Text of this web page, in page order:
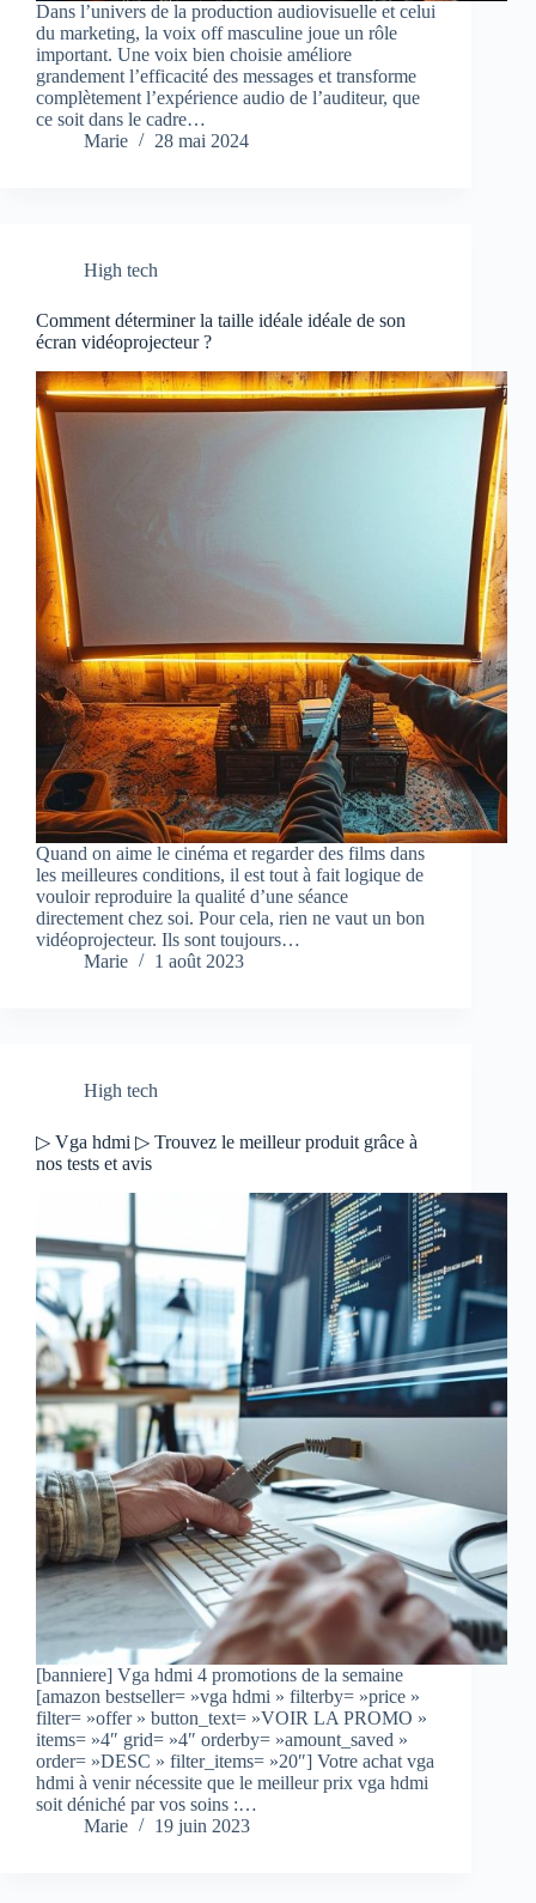
Dans l’univers de la production audiovisuelle et celui
du marketing, la voix off masculine joue un rôle
important. Une voix bien choisie améliore
grandement l’efficacité des messages et transforme
complètement l’expérience audio de l’auditeur, que
ce soit dans le cadre…
Marie
28 mai 2024
High tech
Comment déterminer la taille idéale idéale de son
écran vidéoprojecteur ?
Quand on aime le cinéma et regarder des films dans
les meilleures conditions, il est tout à fait logique de
vouloir reproduire la qualité d’une séance
directement chez soi. Pour cela, rien ne vaut un bon
vidéoprojecteur. Ils sont toujours…
Marie
1 août 2023
High tech
▷ Vga hdmi ▷ Trouvez le meilleur produit grâce à
nos tests et avis
[banniere] Vga hdmi 4 promotions de la semaine
[amazon bestseller= »vga hdmi » filterby= »price »
filter= »offer » button_text= »VOIR LA PROMO »
items= »4″ grid= »4″ orderby= »amount_saved »
order= »DESC » filter_items= »20″] Votre achat vga
hdmi à venir nécessite que le meilleur prix vga hdmi
soit déniché par vos soins :…
Marie
19 juin 2023